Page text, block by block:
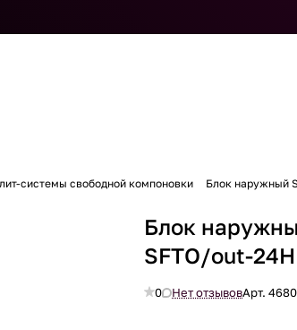
системы свободной компоновки Блок наружный
Блок
SFTO/out-
0 Нет отзывовАрт.